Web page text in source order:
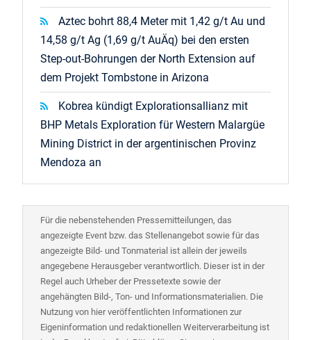
Aztec bohrt 88,4 Meter mit 1,42 g/t Au und
14,58 g/t Ag (1,69 g/t AuÄq) bei den ersten
Step-out-Bohrungen der North Extension auf
dem Projekt Tombstone in Arizona
Kobrea kündigt Explorationsallianz mit
BHP Metals Exploration für Western Malargüe
Mining District in der argentinischen Provinz
Mendoza an
Für die nebenstehenden Pressemitteilungen, das
angezeigte Event bzw. das Stellenangebot sowie für das
angezeigte Bild- und Tonmaterial ist allein der jeweils
angegebene Herausgeber verantwortlich. Dieser ist in der
Regel auch Urheber der Pressetexte sowie der
angehängten Bild-, Ton- und Informationsmaterialien. Die
Nutzung von hier veröffentlichten Informationen zur
Eigeninformation und redaktionellen Weiterverarbeitung ist